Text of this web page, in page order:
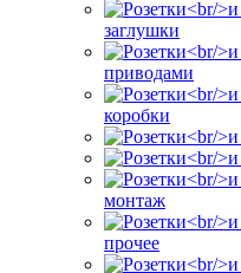
заглушки
приводами
коробки
монтаж
прочее